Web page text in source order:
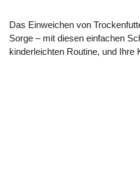
Das Einweichen von
Sorge – mit diesen einfachen
kinderleichten Routine, und Ihre